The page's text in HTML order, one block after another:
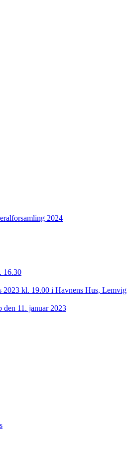
2024
16.30
2023 kl. 19.00 i Havnens Hus, Lemvig
den 11. januar 2023